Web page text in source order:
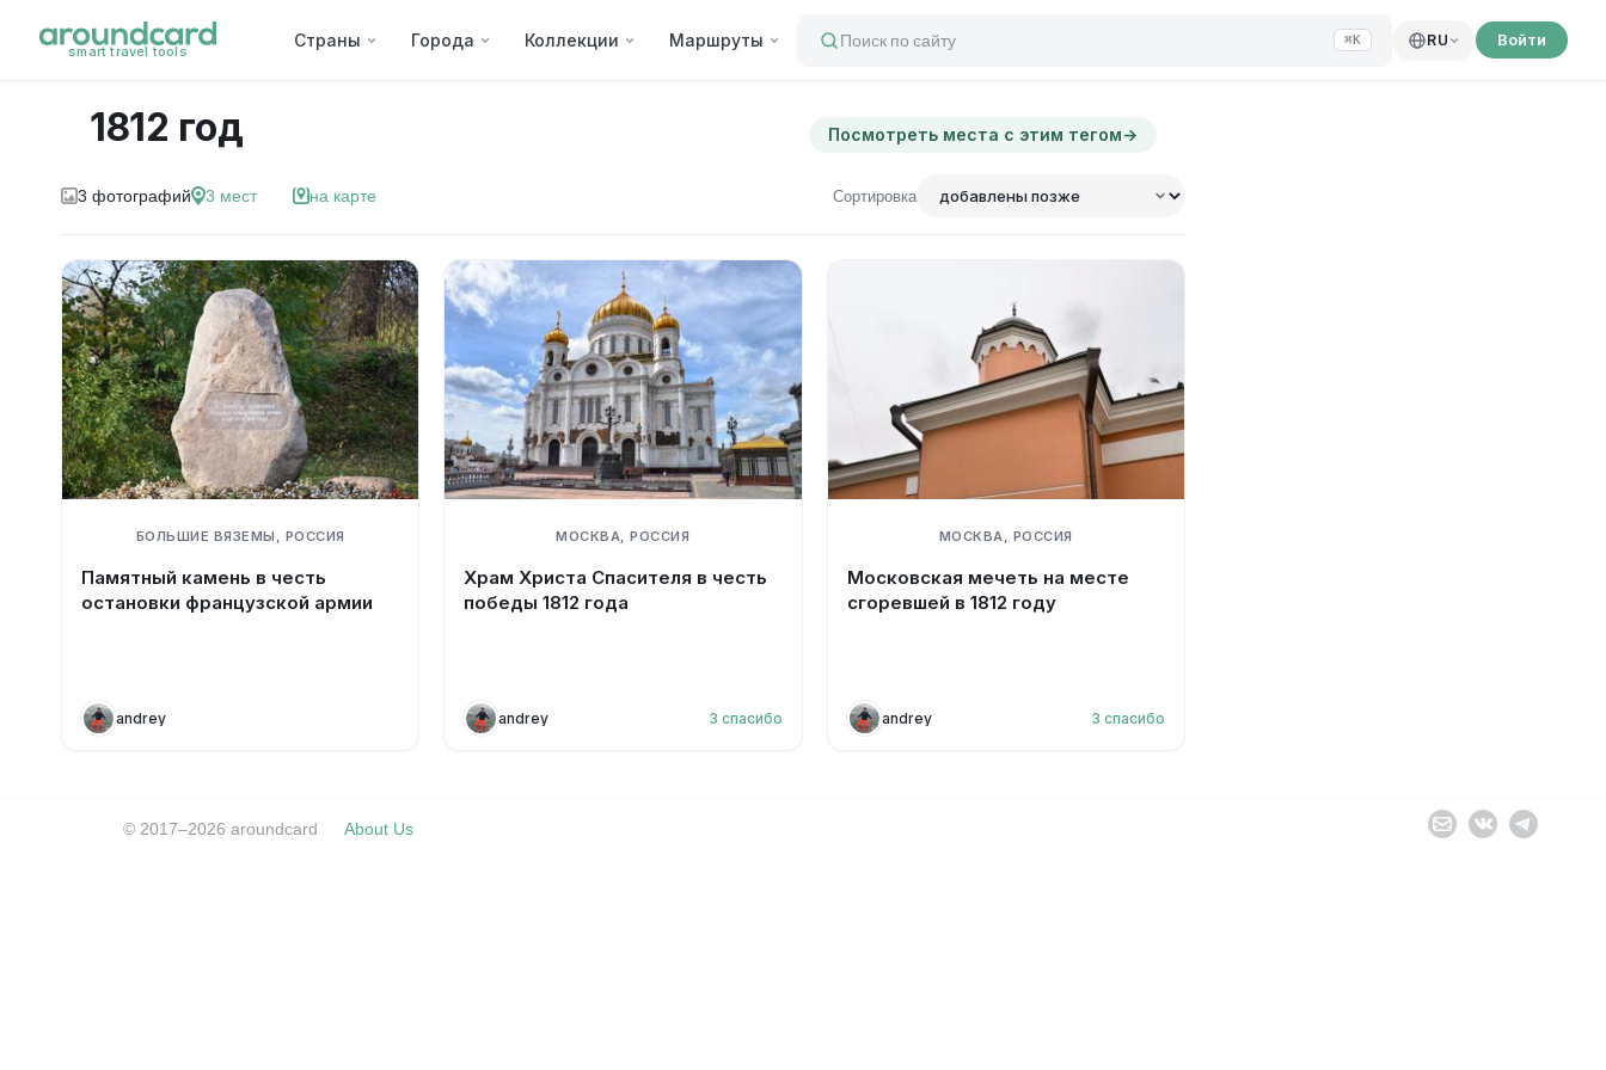
smart travel tools
Страны Города Коллекции Маршруты Поиск по сайту ⌘K RU Войти
1812 год Посмотреть места с этим тегом→
3 фотографий 3 мест на карте Сортировка
БОЛЬШИЕ ВЯЗЕМЫ, РОССИЯ
Памятный камень в честь
остановки французской армии
andrey
МОСКВА, РОССИЯ
Храм Христа Спасителя в честь
победы 1812 года
andrey 3 спасибо
МОСКВА, РОССИЯ
Московская мечеть на месте
сгоревшей в 1812 году
andrey 3 спасибо
© 2017–2026 aroundcard About Us